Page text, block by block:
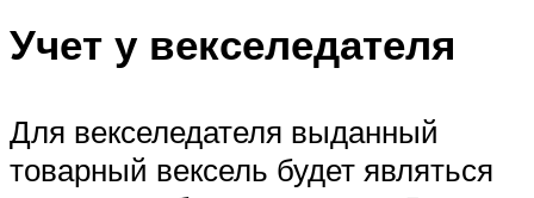
Учет у векселедателя
Для векселедателя выданный
товарный вексель будет являться